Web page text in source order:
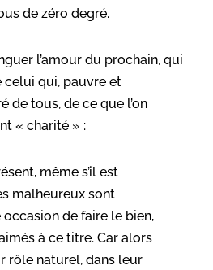
de zéro degré.
l’amour du prochain, qui
celui qui, pauvre et
de tous, de ce que l’on
« charité » :
même s’il est
malheureux sont
de faire le bien,
à ce titre. Car alors
rôle naturel, dans leur